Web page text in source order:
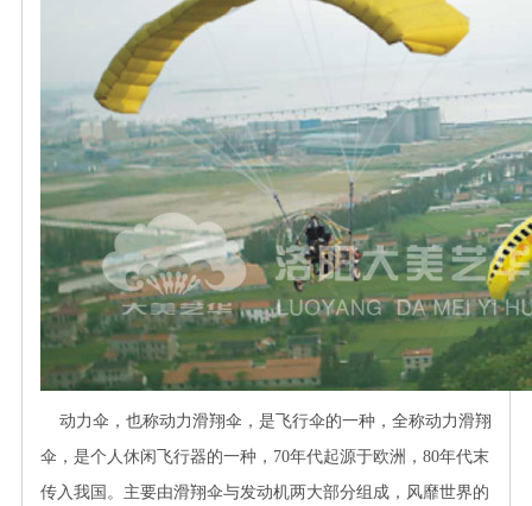
动力伞，也称动力滑翔伞，是飞行伞的一种，全称动力滑翔
伞，是个人休闲飞行器的一种，70年代起源于欧洲，80年代末
传入我国。主要由滑翔伞与发动机两大部分组成，风靡世界的